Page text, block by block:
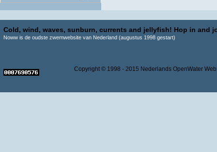
Cold, wind, waves, sunburn, currents and jellyfish! Hop in and
Noww is de oudste zwemwebsite van Nederland (augustus 1998 gestart)
Copyright © 1998 - 2015 Nederlands OpenWater